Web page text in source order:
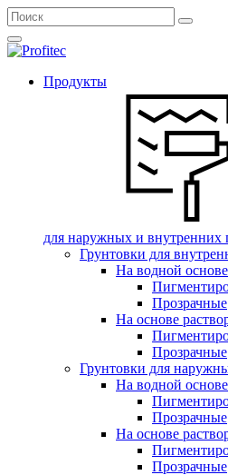
Продукты
для наружных и внутренних
Грунтовки для
На водной основе
Прозрачные
На основе
Прозрачные
Грунтовки для
На водной основе
Прозрачные
На основе
Прозрачные